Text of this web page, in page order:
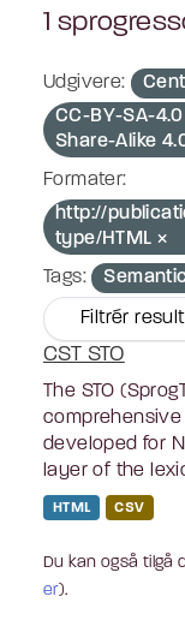
1
Udgivere:
CC-BY-SA-
Share-Alike
Formater:
http://
type/HTML
Tags:
Filtrér
CST STO
The STO
developed for
layer of the
HTML CSV
Du kan også tilgå
er).